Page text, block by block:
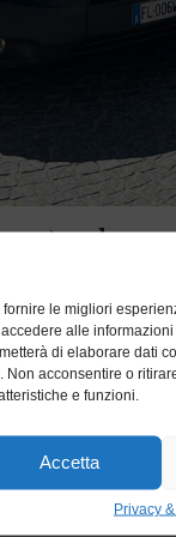
fornire le migliori
alle
di elaborare dati
Non acconsentire o
e funzioni.
Accetta
Privacy
che
di
di Città a
con
delle
di